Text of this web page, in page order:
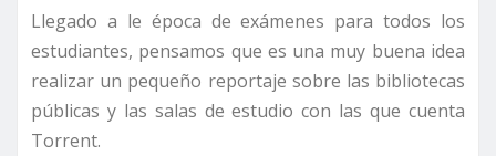
Llegado a le época de exámenes para todos los
estudiantes, pensamos que es una muy buena idea
realizar un pequeño reportaje sobre las bibliotecas
públicas y las salas de estudio con las que cuenta
Torrent.